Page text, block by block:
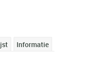
Informatie